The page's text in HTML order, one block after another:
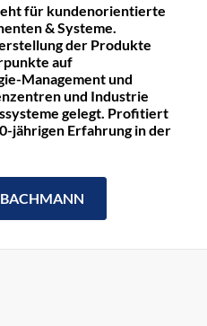
für kundenorientierte
& Systeme.
der Produkte
auf
Management und
und Industrie
gelegt. Profitiert
jährigen Erfahrung in der